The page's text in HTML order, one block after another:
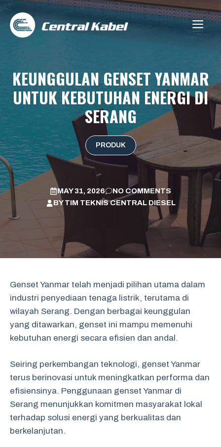
Skip
content
KEUNGGULAN GENSET YANMAR
UNTUK KEBUTUHAN ENERGI DI
SERANG
PRODUK
MAY 31, 2026
NO COMMENTS
BYTIM TEKNIS CENTRAL DIESEL
Genset Yanmar telah menjadi pilihan utama dalam
industri penyediaan tenaga listrik, terutama di
wilayah Serang. Dengan berbagai keunggulan
yang ditawarkan, genset ini mampu memenuhi
kebutuhan energi secara efisien dan andal.
Seiring perkembangan teknologi, genset Yanmar
terus berinovasi untuk meningkatkan performa dan
efisiensinya. Penggunaan genset Yanmar di
Serang menunjukkan komitmen masyarakat lokal
terhadap solusi energi yang berkualitas dan
berkelanjutan.